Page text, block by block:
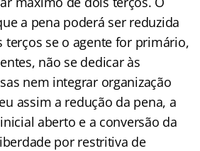
a pena poderá ser reduzida
terços se o agente for primário,
não se dedicar às
nem integrar organização
assim a redução da pena, a
aberto e a conversão da
por restritiva de